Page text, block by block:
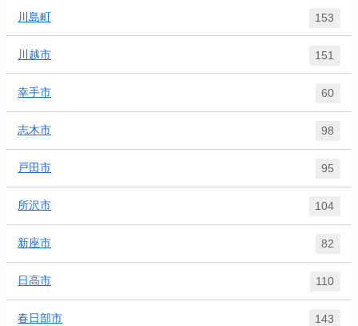
川島町 153
川越市 151
幸手市 60
志木市 98
戸田市 95
所沢市 104
新座市 82
日高市 110
春日部市 143